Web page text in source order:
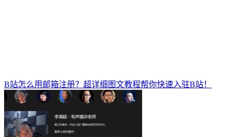
B站怎么用邮箱注册？超详细图文教程帮你快速入驻B站！